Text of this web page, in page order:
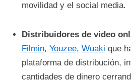
movilidad y el social media.
Distribuidores de video
Filmin,Youzee,Wuaki que
plataforma de distribución,
cantidades de dinero